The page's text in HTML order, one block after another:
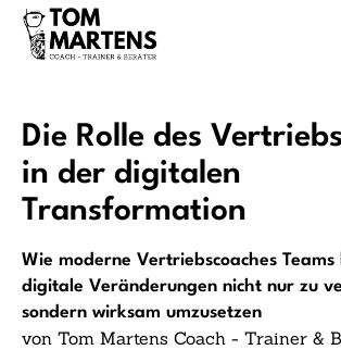
Die Rolle des
in der digitalen
Transformation
Wie moderne Vertriebscoaches
digitale Veränderungen nicht nur zu
sondern wirksam umzusetzen
von Tom Martens Coach - Trainer &